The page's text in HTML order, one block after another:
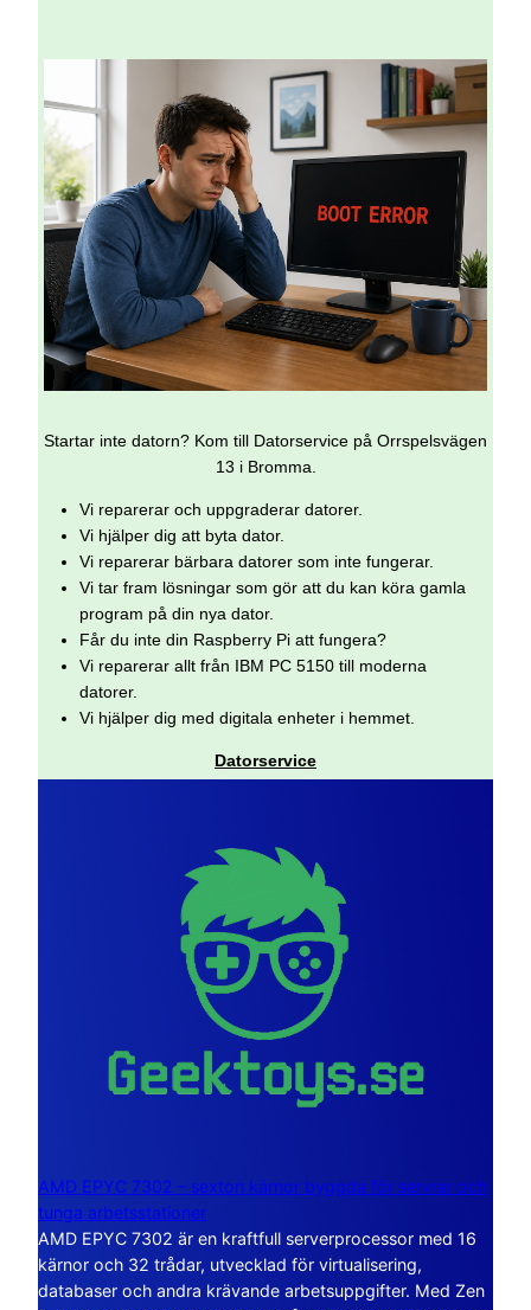
Startar inte datorn? Kom till Datorservice på Orrspelsvägen
13 i Bromma.
Vi reparerar och uppgraderar datorer.
Vi hjälper dig att byta dator.
Vi reparerar bärbara datorer som inte fungerar.
Vi tar fram lösningar som gör att du kan köra gamla
program på din nya dator.
Får du inte din Raspberry Pi att fungera?
Vi reparerar allt från IBM PC 5150 till moderna
datorer.
Vi hjälper dig med digitala enheter i hemmet.
Datorservice
AMD EPYC 7302 – sexton kärnor byggda för servrar och
tunga arbetsstationer
AMD EPYC 7302 är en kraftfull serverprocessor med 16
kärnor och 32 trådar, utvecklad för virtualisering,
databaser och andra krävande arbetsuppgifter. Med Zen